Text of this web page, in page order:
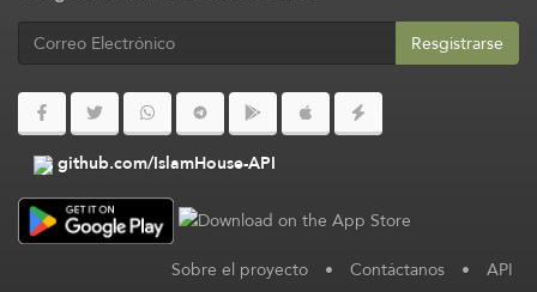
Resgistrarse
github.com/IslamHouse-API
Sobre el proyecto • Contáctanos • API